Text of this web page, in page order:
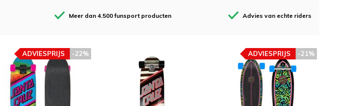
Meer dan 4.500 funsport producten Advies van echte riders
-22%
ADVIESPRIJS -21%
ADVIESPRIJS